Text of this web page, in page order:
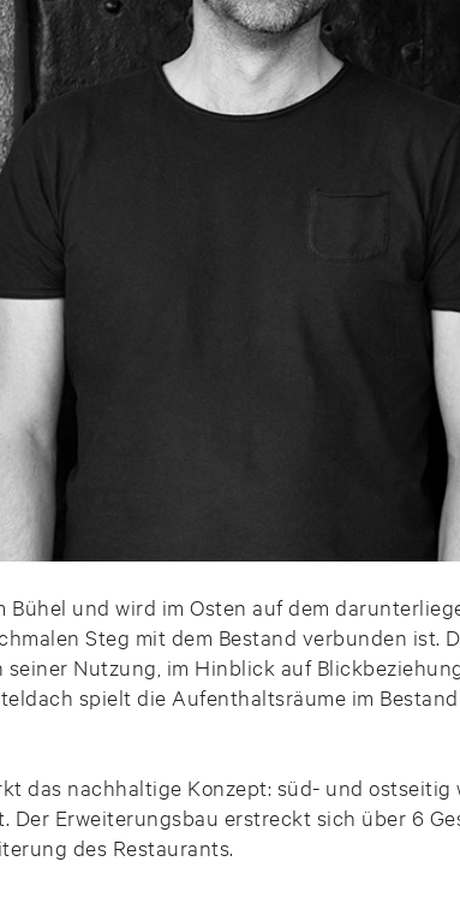
Bühel und wird im Osten auf dem
Steg mit dem Bestand verbunden
Nutzung, im Hinblick auf
spielt die Aufenthaltsräume im
das nachhaltige Konzept: süd- und
Der Erweiterungsbau erstreckt sich über 6
des Restaurants.